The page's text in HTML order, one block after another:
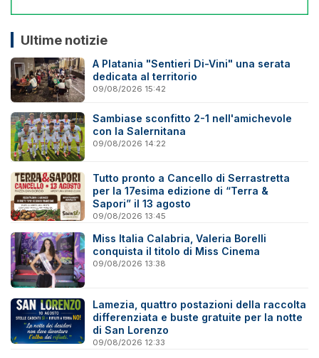
Ultime notizie
A Platania "Sentieri Di-Vini" una serata
dedicata al territorio
09/08/2026 15:42
Sambiase sconfitto 2-1 nell'amichevole
con la Salernitana
09/08/2026 14:22
Tutto pronto a Cancello di Serrastretta
per la 17esima edizione di “Terra &
Sapori” il 13 agosto
09/08/2026 13:45
Miss Italia Calabria, Valeria Borelli
conquista il titolo di Miss Cinema
09/08/2026 13:38
Lamezia, quattro postazioni della raccolta
differenziata e buste gratuite per la notte
di San Lorenzo
09/08/2026 12:33